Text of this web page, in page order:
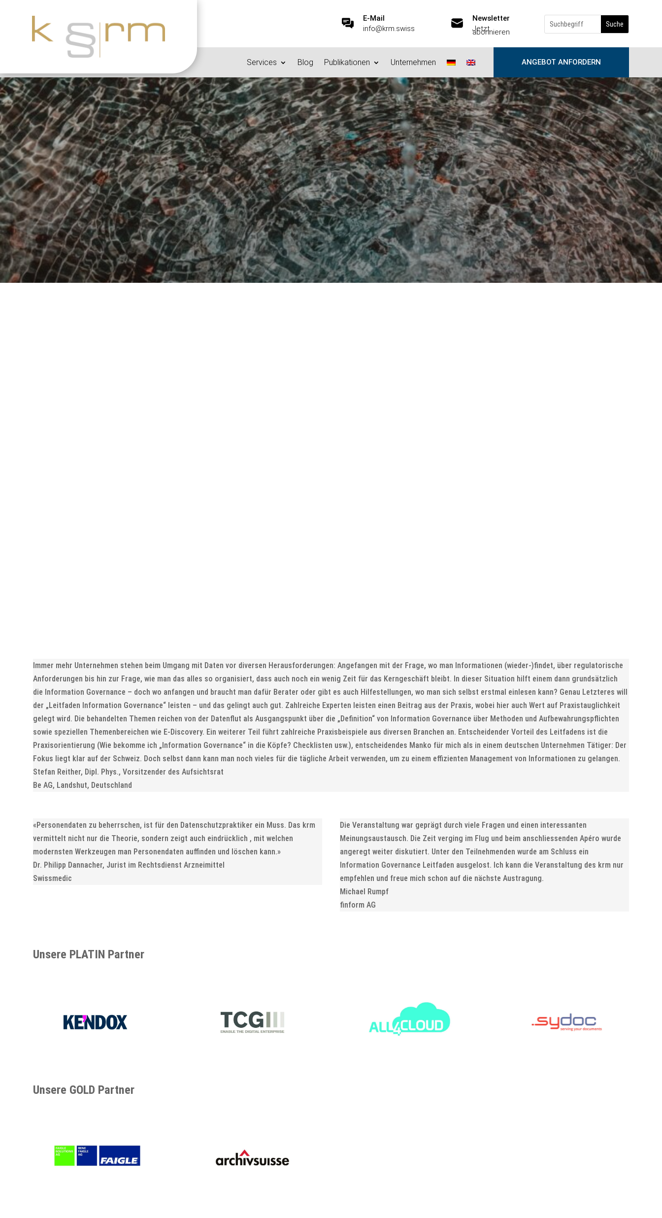
E-Mail
info@krm.swiss
Newsletter
Jetzt
abonnieren
Services Blog Publikationen Unternehmen ANGEBOT ANFORDERN
Leitfaden Information Governance
krm Information Governance $ Publikationen $ Leitfaden Information Governance 2. Auflage
2. Auflage 2021
Immer mehr Unternehmen stehen beim Umgang mit Daten vor diversen Herausforderungen: Angefangen mit der Frage, wo man Informationen (wieder-)findet, über regulatorische
Anforderungen bis hin zur Frage, wie man das alles so organisiert, dass auch noch ein wenig Zeit für das Kerngeschäft bleibt. In dieser Situation hilft einem dann grundsätzlich
die Information Governance – doch wo anfangen und braucht man dafür Berater oder gibt es auch Hilfestellungen, wo man sich selbst erstmal einlesen kann? Genau Letzteres will
der „Leitfaden Information Governance“ leisten – und das gelingt auch gut. Zahlreiche Experten leisten einen Beitrag aus der Praxis, wobei hier auch Wert auf Praxistauglichkeit
gelegt wird. Die behandelten Themen reichen von der Datenflut als Ausgangspunkt über die „Definition“ von Information Governance über Methoden und Aufbewahrungspflichten
sowie speziellen Themenbereichen wie E-Discovery. Ein weiterer Teil führt zahlreiche Praxisbeispiele aus diversen Branchen an. Entscheidender Vorteil des Leitfadens ist die
Praxisorientierung (Wie bekomme ich „Information Governance“ in die Köpfe? Checklisten usw.), entscheidendes Manko für mich als in einem deutschen Unternehmen Tätiger: Der
Fokus liegt klar auf der Schweiz. Doch selbst dann kann man noch vieles für die tägliche Arbeit verwenden, um zu einem effizienten Management von Informationen zu gelangen.
Stefan Reither, Dipl. Phys., Vorsitzender des Aufsichtsrat
Be AG, Landshut, Deutschland
«Personendaten zu beherrschen, ist für den Datenschutzpraktiker ein Muss. Das krm
vermittelt nicht nur die Theorie, sondern zeigt auch eindrücklich , mit welchen
modernsten Werkzeugen man Personendaten auffinden und löschen kann.»
Dr. Philipp Dannacher, Jurist im Rechtsdienst Arzneimittel
Swissmedic
Die Veranstaltung war geprägt durch viele Fragen und einen interessanten
Meinungsaustausch. Die Zeit verging im Flug und beim anschliessenden Apéro wurde
angeregt weiter diskutiert. Unter den Teilnehmenden wurde am Schluss ein
Information Governance Leitfaden ausgelost. Ich kann die Veranstaltung des krm nur
empfehlen und freue mich schon auf die nächste Austragung.
Michael Rumpf
finform AG
Unsere PLATIN Partner
Unsere GOLD Partner